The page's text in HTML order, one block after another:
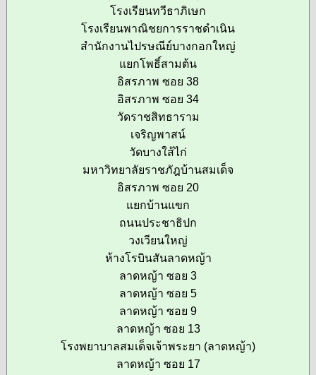
โรงเรียนทวีธาภิเษก
โรงเรียนพาณิชยการราชดำเนิน
สำนักงานไปรษณีย์บางกอกใหญ่
แยกโพธิ์สามต้น
อิสรภาพ ซอย 38
อิสรภาพ ซอย 34
วัดราชสิทธาราม
เจริญพาสน์
วัดบางใส้ไก่
มหาวิทยาลัยราชภัฎบ้านสมเด็จ
อิสรภาพ ซอย 20
แยกบ้านแขก
ถนนประชาธิปก
วงเวียนใหญ่
ห้างโรบินสันลาดหญ้า
ลาดหญ้า ซอย 3
ลาดหญ้า ซอย 5
ลาดหญ้า ซอย 9
ลาดหญ้า ซอย 13
โรงพยาบาลสมเด็จเจ้าพระยา (ลาดหญ้า)
ลาดหญ้า ซอย 17